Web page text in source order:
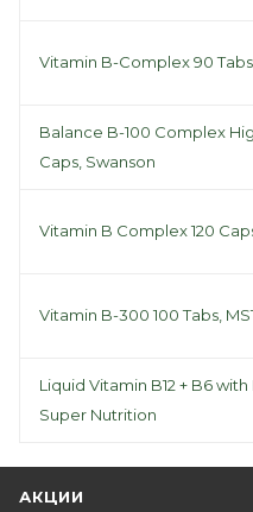
Vitamin B-Complex 90
Balance B-100 Complex
Caps, Swanson
Vitamin B Complex 120
Vitamin B-300 100 Tabs,
Liquid Vitamin B12 + B6
Super Nutrition
АКЦИИ